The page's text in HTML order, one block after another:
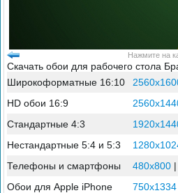
Нажмите на
Скачать обои для рабочего стола
Широкоформатные 16:10
HD обои 16:9
Стандартные 4:3
Нестандартные 5:4 и 5:3
Телефоны и смартфоны
480x800 |
Обои для Apple iPhone
750x1334